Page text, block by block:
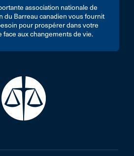
association nationale de
du Barreau canadien vous fournit
pour prospérer dans votre
face aux changements de vie.